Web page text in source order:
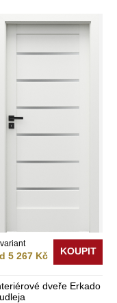
5 267 Kč KOUPIT
dveře Erkado